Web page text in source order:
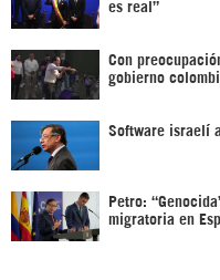
es real”
Con
gobierno
Software israelí
Petro:
migratoria en